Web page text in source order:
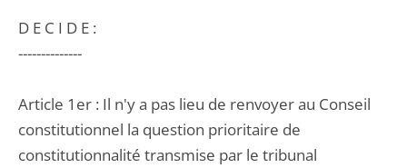
D E C I D E :
--------------
Article 1er : Il n'y a pas lieu de renvoyer au Conseil
constitutionnel la question prioritaire de
constitutionnalité transmise par le tribunal